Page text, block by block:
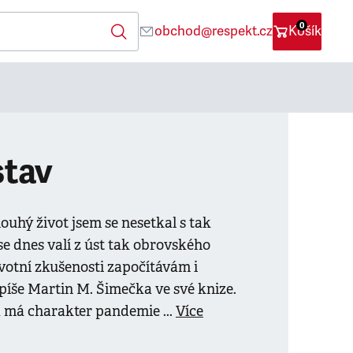
obchod@respekt.cz Košík
0
život jsem se nesetkal s tak
dnes valí z úst tak obrovského
zkušenosti započítávám i
Martin M. Šimečka ve své knize.
charakter pandemie ... Více